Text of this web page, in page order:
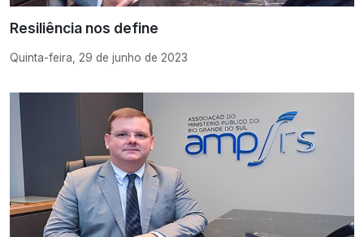
Resiliência nos define
Quinta-feira, 29 de junho de 2023